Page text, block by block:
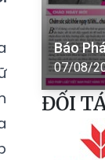
Báo
07/08/
ĐỐI